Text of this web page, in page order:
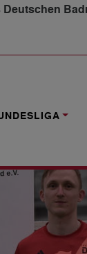
Deutschen